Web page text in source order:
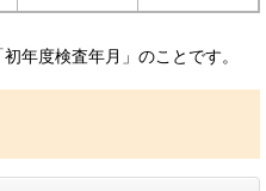
年度検査年月」のことです。